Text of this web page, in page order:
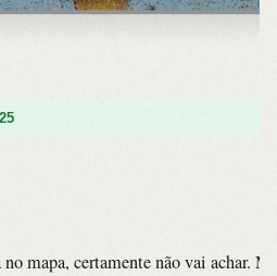
mapa, certamente não vai achar.